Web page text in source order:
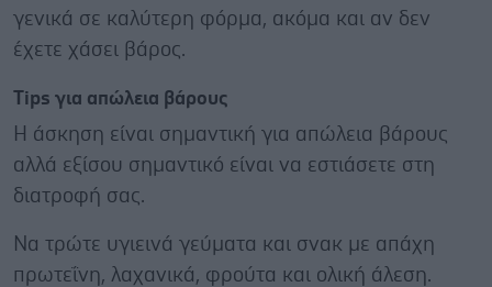
γενικά σε καλύτερη φόρμα, ακόμα και αν δεν
έχετε χάσει βάρος.
Tips για απώλεια βάρους
Η άσκηση είναι σημαντική για απώλεια βάρους
αλλά εξίσου σημαντικό είναι να εστιάσετε στη
διατροφή σας.
Να τρώτε υγιεινά γεύματα και σνακ με απάχη
πρωτεΐνη, λαχανικά, φρούτα και ολική άλεση.